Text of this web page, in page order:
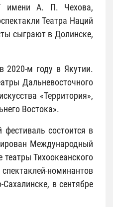
имени А. П. Чехова,
Театра Наций
сыграют в Долинске,
2020-м году в Якутии.
Дальневосточного
«Территория»,
Востока».
состоится в
Международный
Тихоокеанского
номинантов
в сентябре